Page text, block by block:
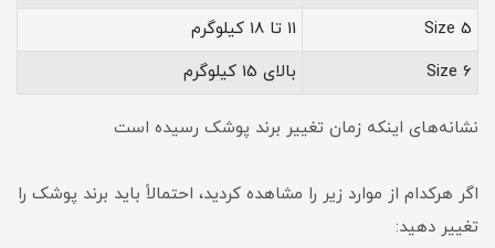
Size 5
11 تا 18 کیلوگرم
Size 6
بالای 15 کیلوگرم
نشانه‌های اینکه زمان تغییر برند پوشک رسیده است
اگر هرکدام از موارد زیر را مشاهده کردید، احتمالاً باید برند پوشک را
تغییر دهید: